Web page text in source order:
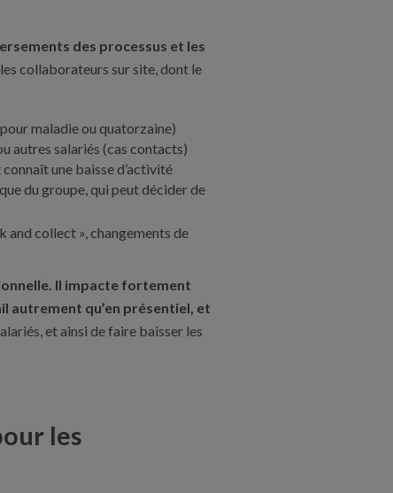
des processus et les
collaborateurs sur site, dont le
maladie ou quatorzaine)
autres salariés (cas contacts)
une baisse d’activité
du groupe, qui peut décider de
and collect », changements de
Il impacte fortement
autrement qu’en présentiel, et
et ainsi de faire baisser les
les